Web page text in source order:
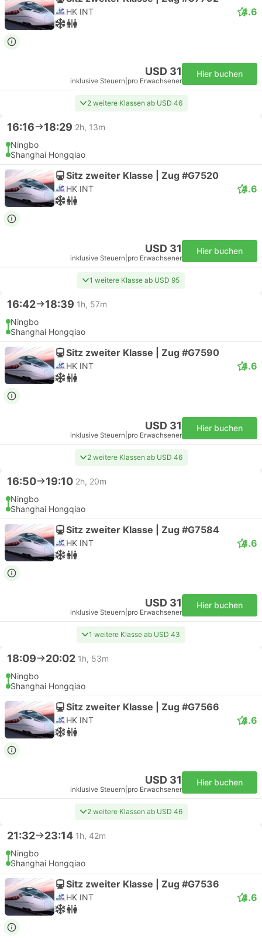
HK INT 4.6
USD 31
inklusive Steuern pro Erwachsener
Hier buchen
2 weitere Klassen ab USD 46
16:16 18:29 2h, 13m
Ningbo
Shanghai Hongqiao
Sitz zweiter Klasse | Zug #G7520
HK INT 4.6
USD 31
inklusive Steuern pro Erwachsener
Hier buchen
1 weitere Klasse ab USD 95
16:42 18:39 1h, 57m
Ningbo
Shanghai Hongqiao
Sitz zweiter Klasse | Zug #G7590
HK INT 4.6
USD 31
inklusive Steuern pro Erwachsener
Hier buchen
2 weitere Klassen ab USD 46
16:50 19:10 2h, 20m
Ningbo
Shanghai Hongqiao
Sitz zweiter Klasse | Zug #G7584
HK INT 4.6
USD 31
inklusive Steuern pro Erwachsener
Hier buchen
1 weitere Klasse ab USD 43
18:09 20:02 1h, 53m
Ningbo
Shanghai Hongqiao
Sitz zweiter Klasse | Zug #G7566
HK INT 4.6
USD 31
inklusive Steuern pro Erwachsener
Hier buchen
2 weitere Klassen ab USD 46
21:32 23:14 1h, 42m
Ningbo
Shanghai Hongqiao
Sitz zweiter Klasse | Zug #G7536
HK INT 4.6